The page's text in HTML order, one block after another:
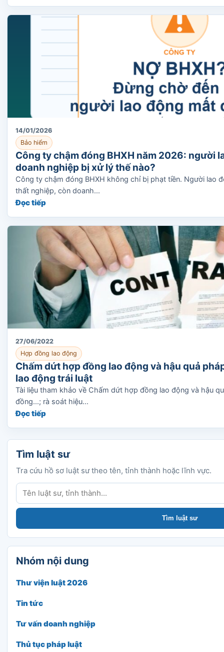
14/01/2026
Bảo hiểm
Công ty chậm đóng BHXH năm 2026: người
doanh nghiệp bị xử lý thế nào?
Công ty chậm đóng BHXH không chỉ bị phạt tiền. Người lao
thất nghiệp, còn doanh...
Đọc tiếp
27/06/2022
Hợp đồng lao động
Chấm dứt hợp đồng lao động và hậu quả
lao động trái luật
Tài liệu tham khảo về Chấm dứt hợp đồng lao động và hậu
đồng...; rà soát hiệu...
Đọc tiếp
Tìm luật sư
Tra cứu hồ sơ luật sư theo tên, tỉnh thành hoặc lĩnh vực.
Tìm luật sư
Tìm luật sư
Nhóm nội dung
Thư viện luật 2026
Tin tức
Tư vấn doanh nghiệp
Thủ tục pháp luật